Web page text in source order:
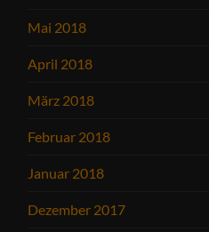
Mai 2018
April 2018
März 2018
Februar 2018
Januar 2018
Dezember 2017